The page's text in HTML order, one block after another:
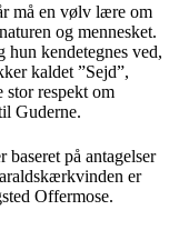
må en vølv lære om
og mennesket.
kendetegnes ved,
kaldet ”Sejd”,
stor respekt om
Guderne.
på antagelser
er
Offermose.